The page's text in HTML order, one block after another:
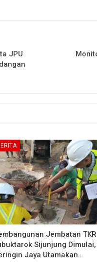
JPU
Jembatan TKR
Sijunjung Dimulai,
Jaya Utamakan…